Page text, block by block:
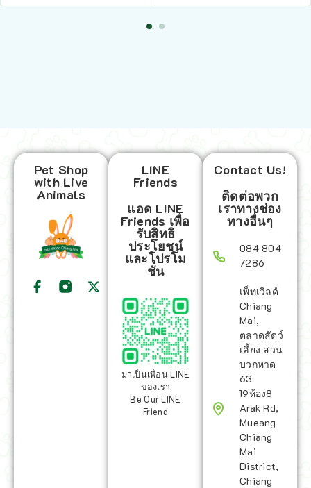
Pet Shop
with Live
Animals
LINE
Friends
แอด LINE
Friends เพื่อ
รับสิทธิ
ประโยชน์
และโปรโม
ชั่น
มาเป็นเพื่อน LINE
ของเรา
Be Our LINE
Friend
Contact Us!
ติดต่อพวก
เราทางช่อง
ทางอื่นๆ
084 804
7286
เพ็ทเวิลด์
Chiang
Mai,
ตลาดสัตว์
เลี้ยง สวน
บวกหาด
63
19ห้อง8
Arak Rd,
Mueang
Chiang
Mai
District,
Chiang